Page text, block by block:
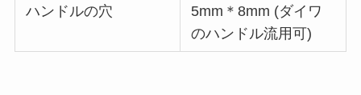
ハンドルの穴
5mm＊8mm (ダイワ
のハンドル流用可)